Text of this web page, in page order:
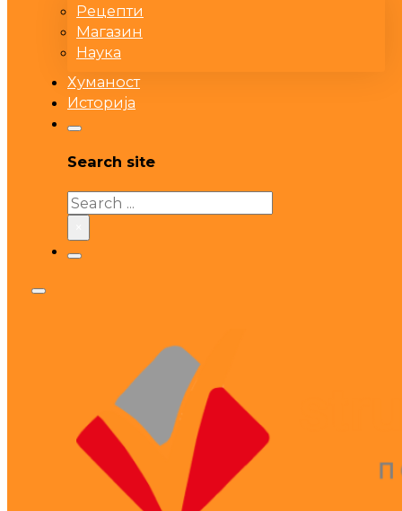
Рецепти
Магазин
Наука
Хуманост
Историја
Search site
Search